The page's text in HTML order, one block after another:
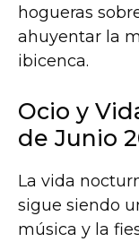
hogueras
ahuyentar la
ibicenca.
Ocio y
de Junio
La vida
sigue siendo
música y la